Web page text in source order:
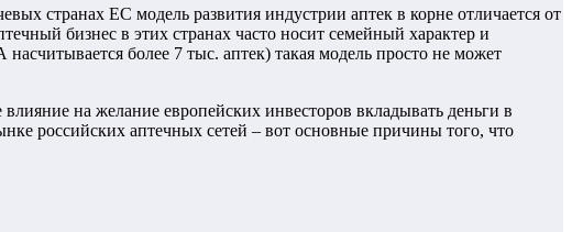
странах ЕС модель развития индустрии аптек в корне отличается от
бизнес в этих странах часто носит семейный характер и
более 7 тыс. аптек) такая модель просто не может
на желание европейских инвесторов вкладывать деньги в
российских аптечных сетей – вот основные причины того, что